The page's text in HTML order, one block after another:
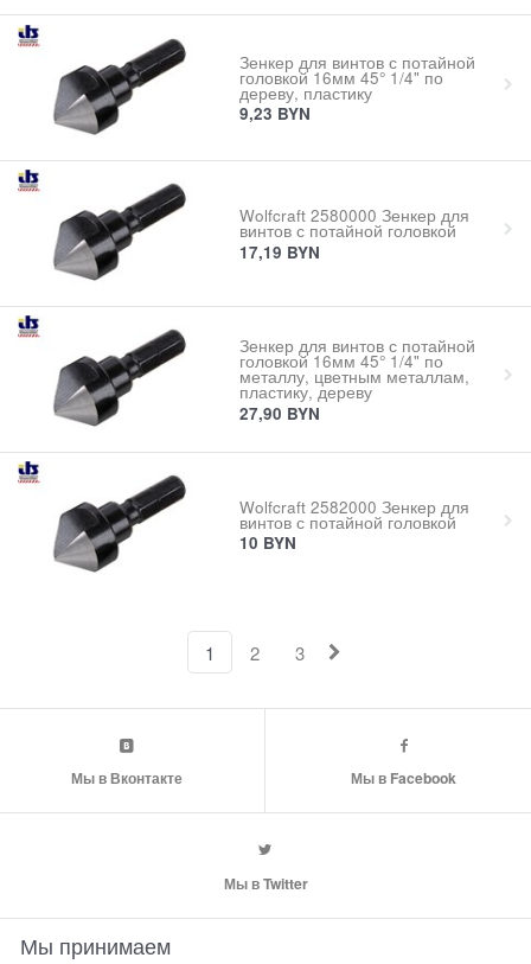
Зенкер для винтов с потайной
головкой 16мм 45° 1/4" по
дереву, пластику
9,23 BYN
Wolfcraft 2580000 Зенкер для
винтов с потайной головкой
17,19 BYN
Зенкер для винтов с потайной
головкой 16мм 45° 1/4" по
металлу, цветным металлам,
пластику, дереву
27,90 BYN
Wolfcraft 2582000 Зенкер для
винтов с потайной головкой
10 BYN
1 2 3
Мы в Вконтакте Мы в Facebook
Мы в Twitter
Мы принимаем